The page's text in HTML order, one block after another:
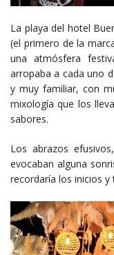
La playa del hotel
(el primero de la
una atmósfera
arropaba a cada uno
y muy familiar, con
mixología que los
sabores.
Los abrazos
evocaban alguna
recordaría los inicios